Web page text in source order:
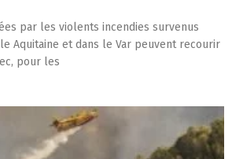
par les violents incendies survenus
Aquitaine et dans le Var peuvent recourir
pour les